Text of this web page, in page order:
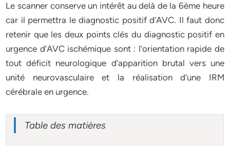
Le scanner conserve un intérêt au delà de la 6ème heure
car il permettra le diagnostic positif d’AVC. Il faut donc
retenir que les deux points clés du diagnostic positif en
urgence d’AVC ischémique sont : l’orientation rapide de
tout déficit neurologique d’apparition brutal vers une
unité neurovasculaire et la réalisation d’une IRM
cérébrale en urgence.
Table des matières